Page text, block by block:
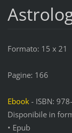
Formato: 15 x 21
Pagine: 166
Ebook- ISBN:
Disponibile in
• Epub